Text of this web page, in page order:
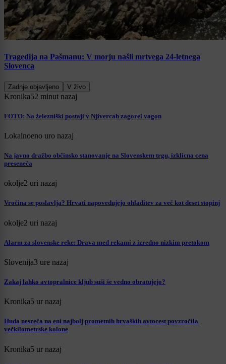
Tragedija na Pašmanu: V morju našli mrtvega 24-letnega
Slovenca
Zadnje objavljeno V živo
Kronika52 minut nazaj
FOTO: Na železniški postaji v Njivercah zagorel vagon
Lokalnoeno uro nazaj
Na javno dražbo občinsko stanovanje na Slovenskem trgu, izklicna cena
preseneča
okolje2 uri nazaj
Vročina se poslavlja? Hrvati napovedujejo ohladitev za več kot deset stopinj
okolje2 uri nazaj
Alarm za slovenske reke: Drava med rekami z izredno nizkim pretokom
Slovenija3 ure nazaj
Zakaj lahko avtopralnice kljub suši še vedno obratujejo?
Kronika5 ur nazaj
Huda nesreča na eni najbolj prometnih hrvaških avtocest povzročila
večkilometrske kolone
Kronika5 ur nazaj